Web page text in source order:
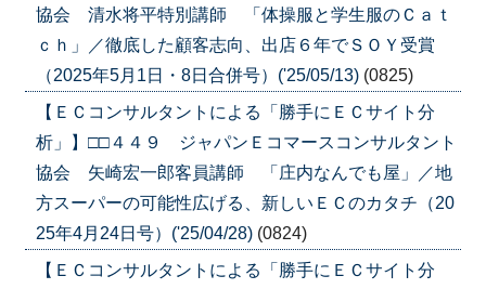
協会 清水将平特別講師 「体操服と学生服のＣａｔ
ｃｈ」／徹底した顧客志向、出店６年でＳＯＹ受賞
（2025年5月1日・8日合併号）('25/05/13) (0825)
【ＥＣコンサルタントによる「勝手にＥＣサイト分
析」】□□４４９ ジャパンＥコマースコンサルタント
協会 矢崎宏一郎客員講師 「庄内なんでも屋」／地
方スーパーの可能性広げる、新しいＥＣのカタチ（20
25年4月24日号）('25/04/28) (0824)
【ＥＣコンサルタントによる「勝手にＥＣサイト分